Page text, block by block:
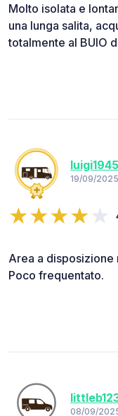
Molto isolata e
una lunga salita,
totalmente al BUIO
luigi1945
19/09/2025
Area a disposizione
Poco frequentato.
08/09/